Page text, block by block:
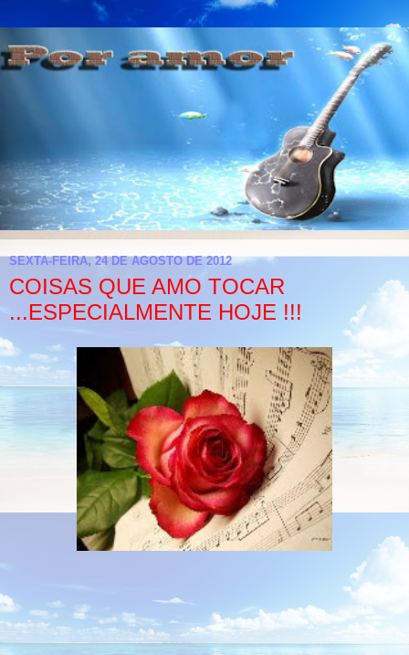
SEXTA-FEIRA, 24 DE AGOSTO DE 2012
COISAS QUE AMO TOCAR
...ESPECIALMENTE HOJE !!!